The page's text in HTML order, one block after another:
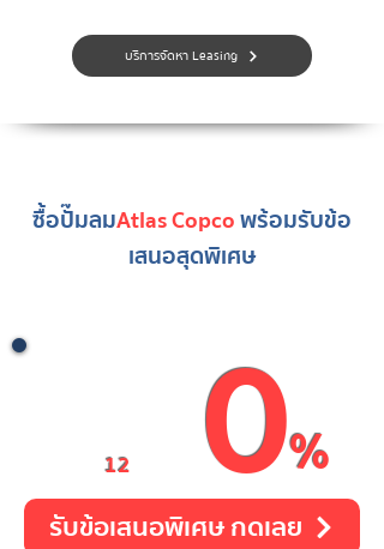
บริการจัดหา Leasing
ซื้อปั๊มลมAtlas Copcoพร้อมรับข้อ
เสนอสุดพิเศษ
รับข้อเสนอพิเศษ กดเลย
12 0%